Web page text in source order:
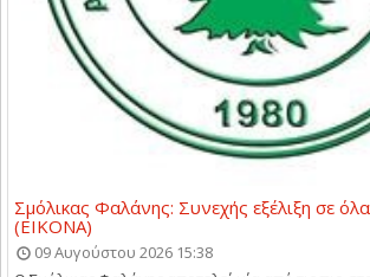
Σμόλικας Φαλάνης: Συνεχής εξέλιξη σε
(ΕΙΚΟΝΑ)
09 Αυγούστου 2026 15:38